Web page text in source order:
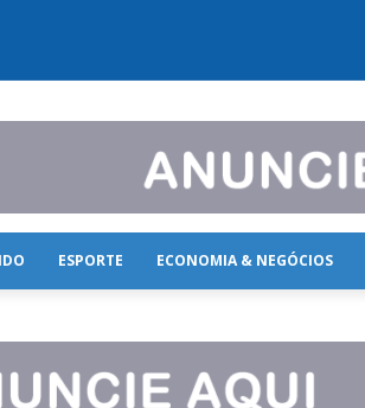
ESPORTE ECONOMIA & NEGÓCIOS